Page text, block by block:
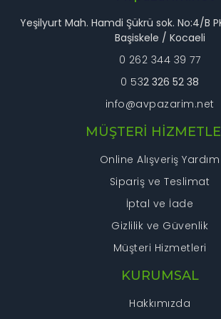
Gönder
Yeşilyurt Mah. Hamdi Şükrü sok. No:4/B
Başiskele / Kocaeli
0 262 344 39 77
0 532 326 52 38
info@avpazarim.net
MÜŞTERİ
Online Alışveriş Yardım
Sipariş ve Teslimat
İptal ve İade
Gizlilik ve Güvenlik
Müşteri Hizmetleri
KURUMSAL
Hakkımızda